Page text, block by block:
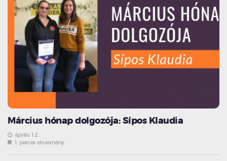
Március hónap dolgozója: Sípos Klaudia
április 12.
1 perces olvasmány